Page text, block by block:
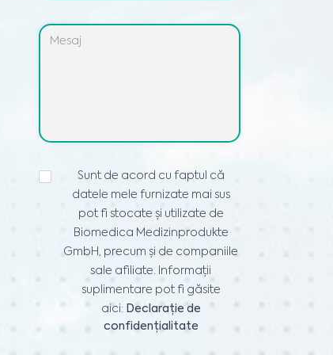
DECLARAȚIE
DE
CONFIDENȚIALITATE*
Sunt de acord cu faptul că
datele mele furnizate mai sus
pot fi stocate și utilizate de
Biomedica Medizinprodukte
GmbH, precum și de companiile
sale afiliate. Informații
suplimentare pot fi găsite
aici: Declarație de
confidențialitate